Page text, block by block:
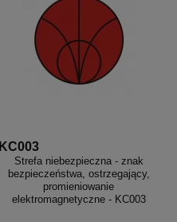
KC003
Strefa niebezpieczna - znak
bezpieczeństwa, ostrzegający,
promieniowanie
elektromagnetyczne - KC003